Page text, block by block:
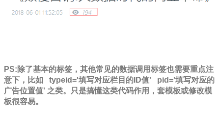
PS:除了基本的标签，其他常见的数据调用标签也需要重点注
意下，比如 typeid='填写对应栏目的ID值' pid='填写对应的
广告位置值' 之类。只是搞懂这类代码作用，套模板或修改模
板很容易。